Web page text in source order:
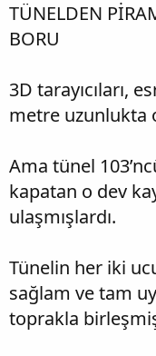
TÜNELDEN
BORU
3D tarayıcıları,
metre uzunlukta
Ama tünel
kapatan o dev
ulaşmışlardı.
Tünelin her iki
sağlam ve tam
toprakla